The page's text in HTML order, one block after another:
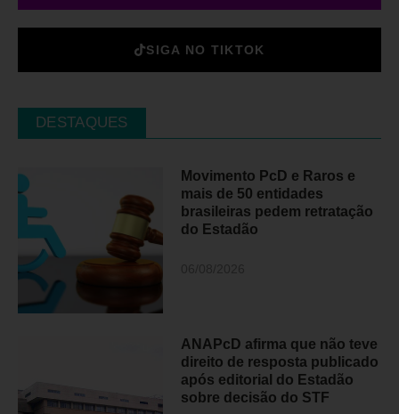
SIGA NO TIKTOK
DESTAQUES
Movimento PcD e Raros e
mais de 50 entidades
brasileiras pedem retratação
do Estadão
ANAPcD afirma que não teve
direito de resposta publicado
após editorial do Estadão
sobre decisão do STF